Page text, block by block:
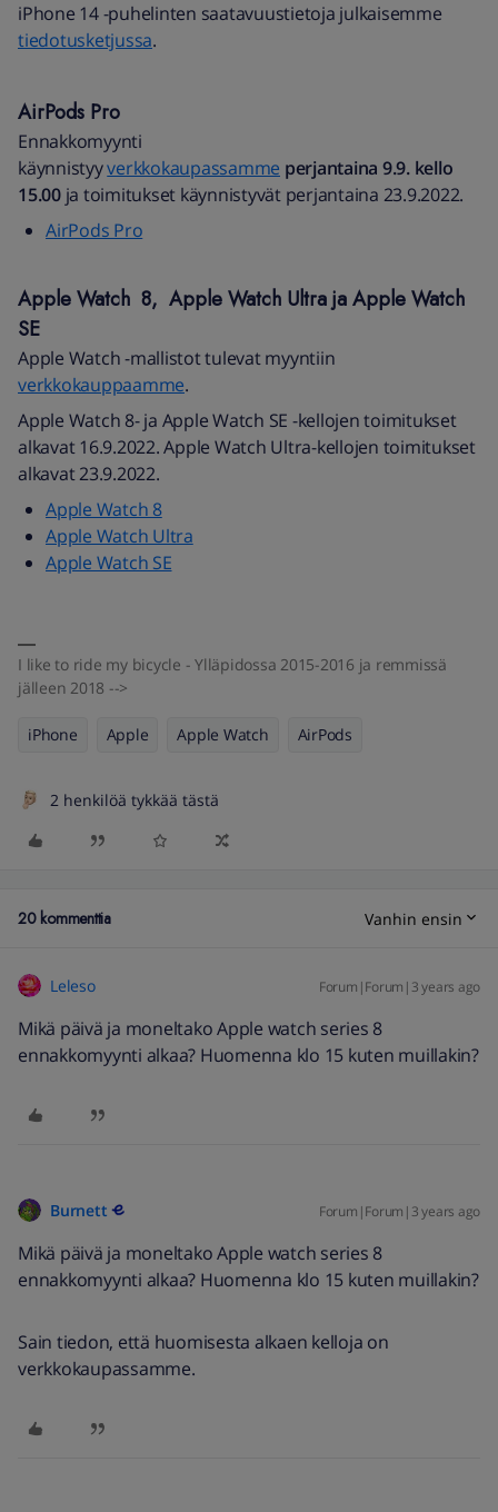
iPhone 14 -puhelinten saatavuustietoja julkaisemme
tiedotusketjussa.
AirPods Pro
Ennakkomyynti
käynnistyyverkkokaupassamme perjantaina 9.9. kello
15.00ja toimitukset käynnistyvät perjantaina 23.9.2022.
AirPods Pro
Apple Watch 8, Apple Watch Ultra ja Apple Watch
SE
Apple Watch -mallistot tulevat myyntiin
verkkokauppaamme.
Apple Watch 8- ja Apple Watch SE -kellojen toimitukset
alkavat 16.9.2022. Apple Watch Ultra-kellojen toimitukset
alkavat 23.9.2022.
Apple Watch 8
Apple Watch Ultra
Apple Watch SE
I like to ride my bicycle - Ylläpidossa 2015-2016 ja remmissä
jälleen 2018 -->
iPhone Apple Apple Watch AirPods
2 henkilöä tykkää tästä
20 kommenttia Vanhin ensin
Leleso Forum|Forum|3 years ago
Mikä päivä ja moneltako Apple watch series 8
ennakkomyynti alkaa? Huomenna klo 15 kuten muillakin?
Burnett Forum|Forum|3 years ago
Mikä päivä ja moneltako Apple watch series 8
ennakkomyynti alkaa? Huomenna klo 15 kuten muillakin?
Sain tiedon, että huomisesta alkaen kelloja on
verkkokaupassamme.